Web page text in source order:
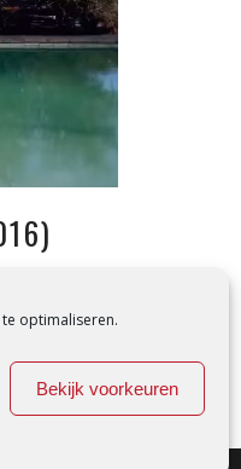
optimaliseren.
Bekijk voorkeuren